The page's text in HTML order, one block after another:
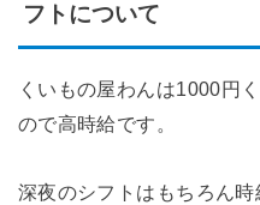
フトについて
くいもの屋わんは1000円
ので高時給です。
深夜のシフトはもちろん